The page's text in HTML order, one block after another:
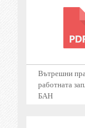
Вътрешни
работната
БАН